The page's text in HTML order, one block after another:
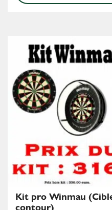
Kit pro Winmau
contour)